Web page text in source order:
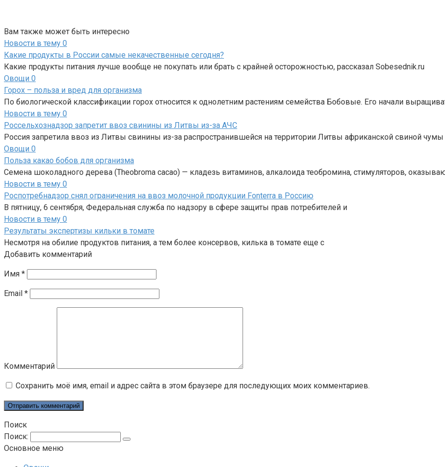
Вам также может быть интересно
Новости в тему 0
Какие продукты в России самые некачественные сегодня?
Какие продукты питания лучше вообще не покупать или брать с крайней осторожностью, рассказал Sobesednik.ru
Овощи 0
Горох – польза и вред для организма
По биологической классификации горох относится к однолетним растениям семейства Бобовые. Его начали
Новости в тему 0
Россельхознадзор запретит ввоз свинины из Литвы из-за АЧС
Россия запретила ввоз из Литвы свинины из-за распространившейся на территории Литвы африканской свиной чумы
Овощи 0
Польза какао бобов для организма
Семена шоколадного дерева (Theobroma cacao) — кладезь витаминов, алкалоида теобромина, стимуляторов,
Новости в тему 0
Роспотребнадзор снял ограничения на ввоз молочной продукции Fonterra в Россию
В пятницу, 6 сентября, Федеральная служба по надзору в сфере защиты прав потребителей и
Новости в тему 0
Результаты экспертизы кильки в томате
Несмотря на обилие продуктов питания, а тем более консервов, килька в томате еще с
Добавить комментарий
Имя *
Email *
Комментарий
Сохранить моё имя, email и адрес сайта в этом браузере для последующих моих комментариев.
Поиск
Поиск:
Основное меню